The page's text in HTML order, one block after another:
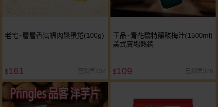
老宅~層層香滿福肉鬆蛋捲(100g)
$161 已銷售232
王品~青花驕特釀酸梅汁(1500ml)
美式賣場熱銷
$109 已銷售326